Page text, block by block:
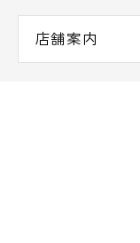
店舗案内